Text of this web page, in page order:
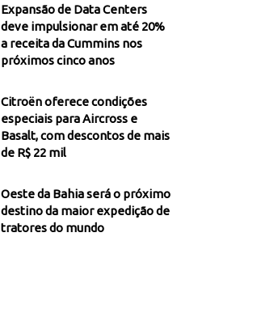
Expansão de Data Centers
deve impulsionar em até 20%
a receita da Cummins nos
próximos cinco anos
Citroën oferece condições
especiais para Aircross e
Basalt, com descontos de mais
de R$ 22 mil
Oeste da Bahia será o próximo
destino da maior expedição de
tratores do mundo